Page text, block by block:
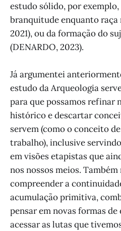
estudo sólido, por
branquitude enquanto raça
2021), ou da formação do
(DENARDO, 2023).
Já argumentei
estudo da Arqueologia
para que possamos refinar
histórico e descartar
servem (como o conceito
trabalho), inclusive
em visões etapistas que
nos nossos meios.
compreender a
acumulação primitiva,
pensar em novas formas
acessar as lutas que